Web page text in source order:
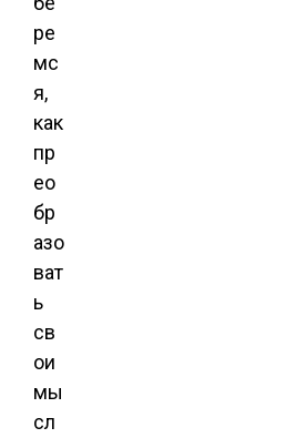
ре
мс
я,
как
пр
ео
бр
азо
ват
ь
св
ои
мы
сл